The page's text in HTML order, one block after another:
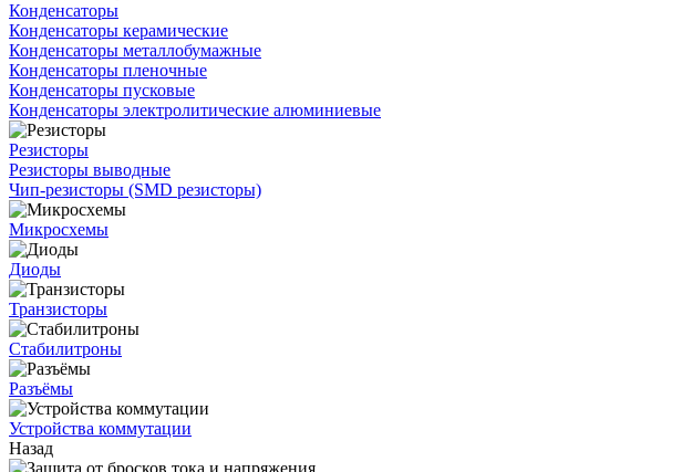
Конденсаторы
Конденсаторы керамические
Конденсаторы металлобумажные
Конденсаторы пленочные
Конденсаторы пусковые
Конденсаторы электролитические алюминиевые
Резисторы
Резисторы выводные
Чип-резисторы (SMD резисторы)
Микросхемы
Диоды
Транзисторы
Стабилитроны
Разъёмы
Устройства коммутации
Назад